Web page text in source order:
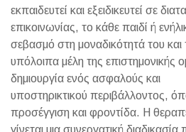
εκπαιδευτεί και εξειδικευτεί σε
επικοινωνίας, το κάθε παιδί ή
σεβασμό στη μοναδικότητά του
υπόλοιπα μέλη της επιστημονικής
δημιουργία ενός ασφαλούς και
υποστηρικτικού περιβάλλοντος,
προσέγγιση και φροντίδα. Η
γίνεται μια συνεργατική